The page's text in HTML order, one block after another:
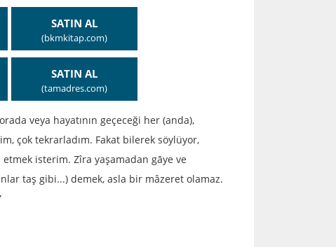
SATIN AL
(bkmkitap.com)
SATIN AL
(tamadres.com)
veya hayatının geçeceği her (anda),
çok tekrarladım. Fakat bilerek söylüyor,
isterim. Zîra yaşamadan gāye ve
taş gibi...) demek, asla bir mâzeret olamaz.